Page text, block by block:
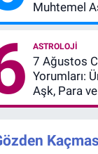
Anlatımla
Rehber
Muhtemel
Bıraktı
ASTROLOJI
7 Ağustos
Yorumları:
Aşk, Para